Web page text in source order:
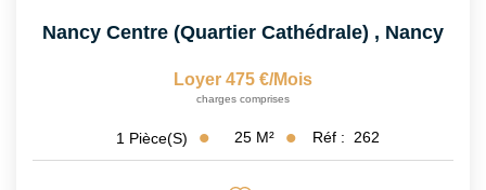
Nancy Centre (Quartier Cathédrale) , Nancy
Loyer 475 €/mois
charges comprises
1 Pièce(s) 25 M² Réf : 262